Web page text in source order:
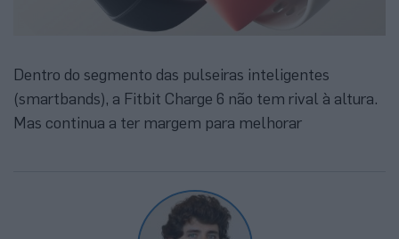
Dentro do segmento das pulseiras inteligentes
(smartbands), a Fitbit Charge 6 não tem rival à altura.
Mas continua a ter margem para melhorar